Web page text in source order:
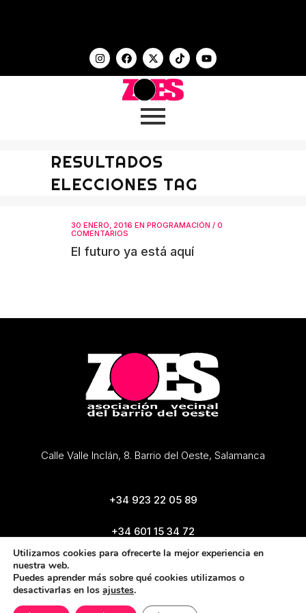
RESULTADOS
ELECCIONES TAG
30 ENERO, 2016 EN PROGRAMACIÓN / 0
COMENTARIOS
El futuro ya está aquí
Calle Valle Inclán, 8. Barrio del Oeste, Salamanca
+34 923 22 05 89
+34 601 15 34 72
zoes@zoes.es
Utilizamos cookies para ofrecerte la mejor experiencia en
nuestra web.
Puedes aprender más sobre qué cookies utilizamos o
desactivarlas en los ajustes.